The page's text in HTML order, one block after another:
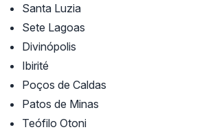
Santa Luzia
Sete Lagoas
Divinópolis
Ibirité
Poços de Caldas
Patos de Minas
Teófilo Otoni